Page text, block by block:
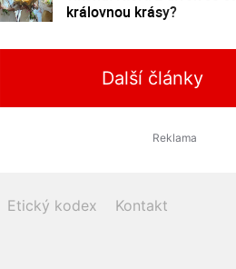
královnou krásy?
Další články
Etický kodex Kontakt